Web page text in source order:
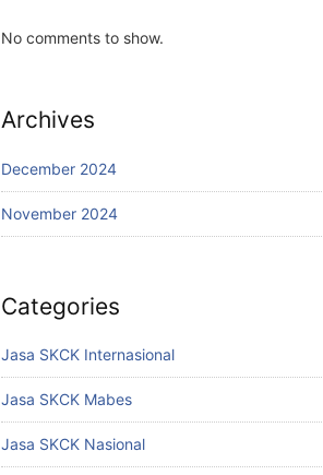
No comments to show.
Archives
December 2024
November 2024
Categories
Jasa SKCK Internasional
Jasa SKCK Mabes
Jasa SKCK Nasional